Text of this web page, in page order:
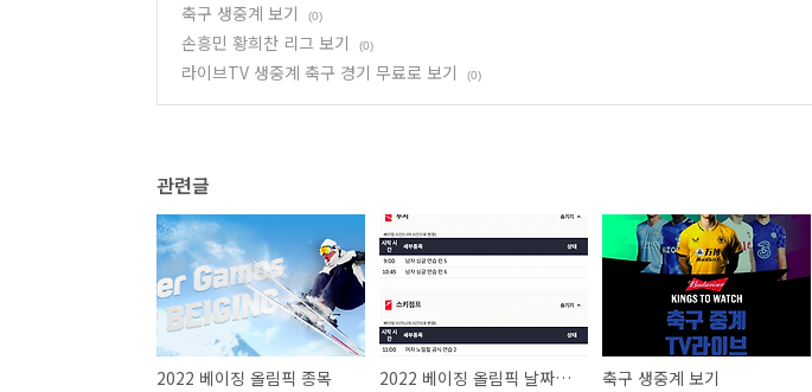
축구 생중계 보기 (0)
손흥민 황희찬 리그 보기 (0)
라이브TV 생중계 축구 경기 무료로 보기 (0)
관련글
2022 베이징 올림픽 종목 2022 베이징 올림픽 날짜별 일정 축구 생중계 보기